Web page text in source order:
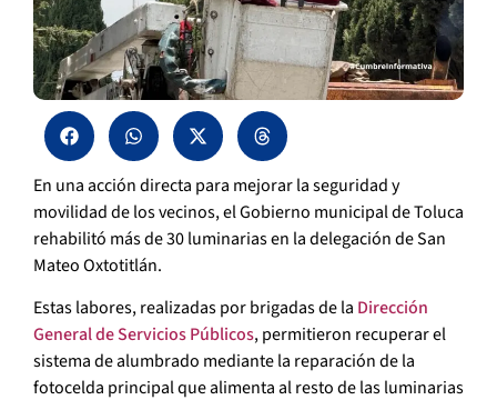
En una acción directa para mejorar la seguridad y
movilidad de los vecinos, el Gobierno municipal de Toluca
rehabilitó más de 30 luminarias en la delegación de San
Mateo Oxtotitlán.
Estas labores, realizadas por brigadas de la Dirección
General de Servicios Públicos, permitieron recuperar el
sistema de alumbrado mediante la reparación de la
fotocelda principal que alimenta al resto de las luminarias